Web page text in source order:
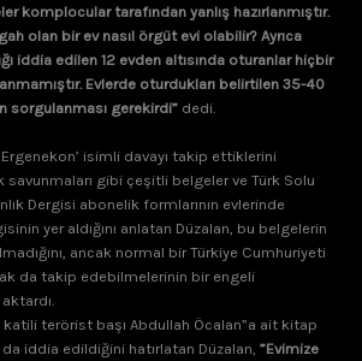
komplocular tarafından yanlış hazırlanmıştır.
olan bir ev nasıl örgüt evi olabilir? Ayrıca
iddia edilen 12 evden altısında oturanlar hiçbir
Evlerde oturdukları belirtilen 35-40
sorgulanması gerekirdi” dedi.
isimli davayı takip ettiklerini
savunmaları gibi çeşitli belgeler ve Türk Solu
Dergisi abonelik formlarının evlerinde
yer aldığını anlatan Düzalan, bu belgelerin
ancak normal bir Türkiye Cumhuriyeti
da takip edebilmelerinin bir engeli
katili terörist başı Abdullah Öcalan”a ait kitap
iddia edildiğini hatırlatan Düzalan, ”Evimize